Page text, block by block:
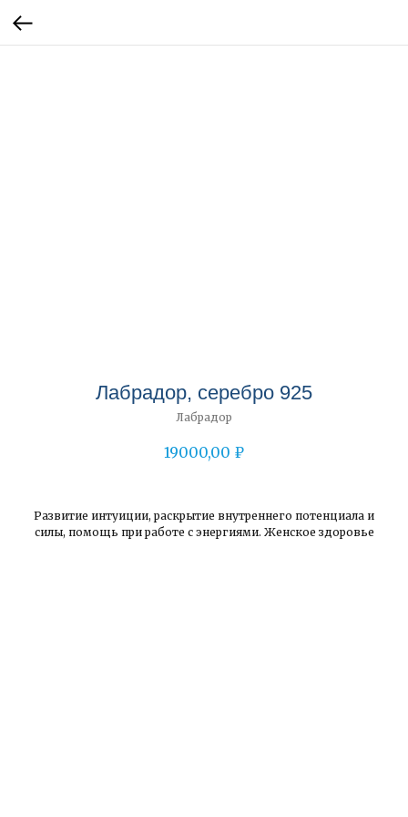
Лабрадор, серебро 925
Лабрадор
19000,00 ₽
Развитие интуиции, раскрытие внутреннего потенциала и
силы, помощь при работе с энергиями. Женское здоровье